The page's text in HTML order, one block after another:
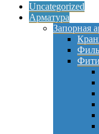
Uncategorized
Арматура
Запорная